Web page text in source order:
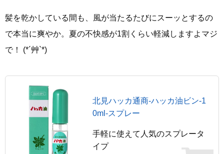
髪を乾かしている間も、風が当たるたびにスーッとするの
で本当に爽やか。夏の不快感が1割くらい軽減しますよマジ
で！ (*´艸`*)
北見ハッカ通商-ハッカ油ビン-1
0ml-スプレー
手軽に使えて人気のスプレータ
イプ